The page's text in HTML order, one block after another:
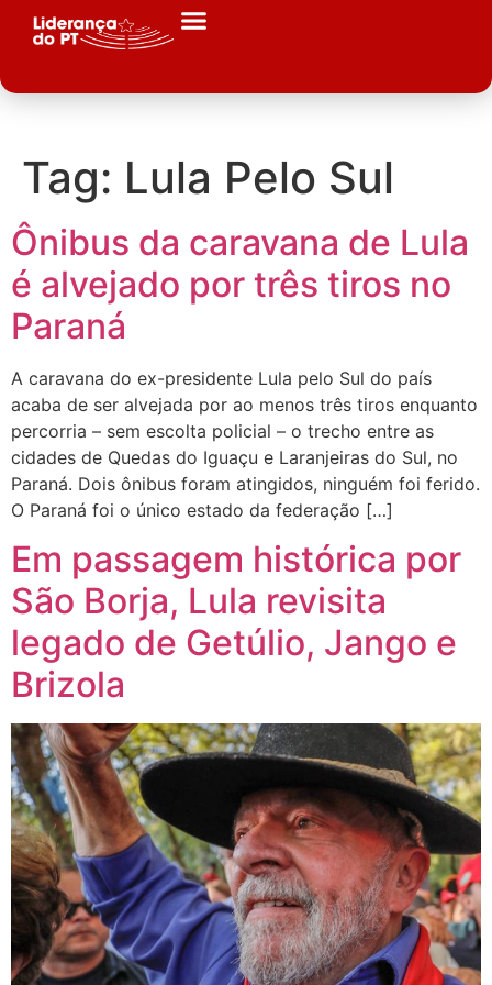
Tag: Lula Pelo Sul
Ônibus da caravana de Lula
é alvejado por três tiros no
Paraná
A caravana do ex-presidente Lula pelo Sul do país
acaba de ser alvejada por ao menos três tiros enquanto
percorria – sem escolta policial – o trecho entre as
cidades de Quedas do Iguaçu e Laranjeiras do Sul, no
Paraná. Dois ônibus foram atingidos, ninguém foi ferido.
O Paraná foi o único estado da federação […]
Em passagem histórica por
São Borja, Lula revisita
legado de Getúlio, Jango e
Brizola